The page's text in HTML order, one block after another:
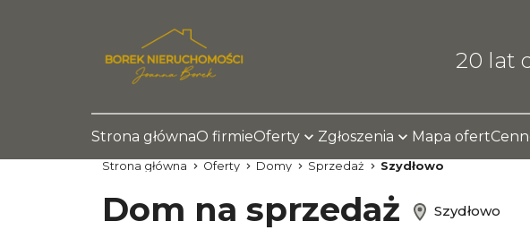
Strona głównaO firmieOferty Zgłoszenia Mapa ofert
Strona główna Oferty Domy Sprzedaż Szydłowo
Dom na sprzedaż Szydłowo